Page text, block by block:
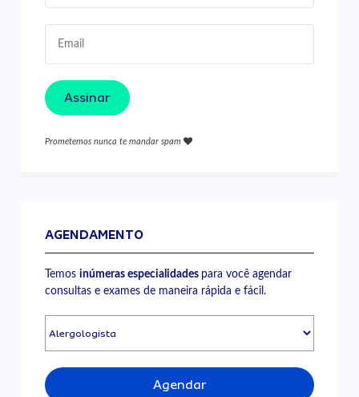
Assinar
Prometemos nunca te mandar spam
AGENDAMENTO
Temosinúmeras especialidades para você agendar
consultas e exames de maneira rápida e fácil.
Agendar